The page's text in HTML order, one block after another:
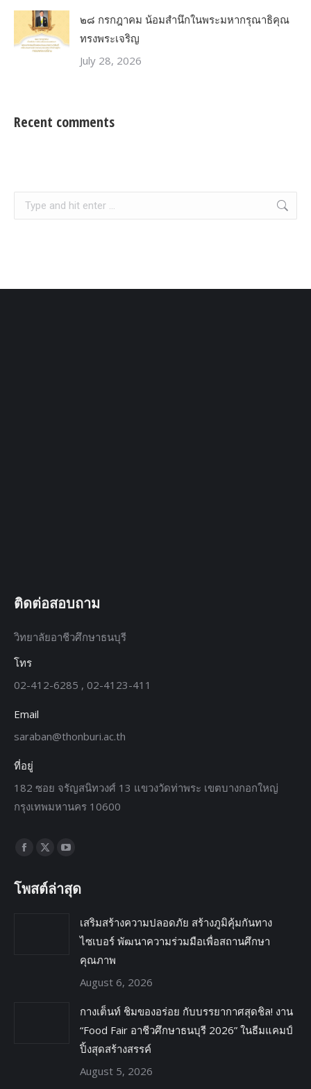
๒๘ กรกฎาคม น้อมสำนึกในพระมหากรุณาธิคุณ
ทรงพระเจริญ
July 28, 2026
Recent comments
ติดต่อสอบถาม
วิทยาลัยอาชีวศึกษาธนบุรี
โทร
02-412-6285 , 02-4123-411
Email
saraban@thonburi.ac.th
ที่อยู่
182 ซอย จรัญสนิทวงศ์ 13 แขวงวัดท่าพระ เขตบางกอกใหญ่
กรุงเทพมหานคร 10600
Find us on:
โพสต์ล่าสุด
เสริมสร้างความปลอดภัย สร้างภูมิคุ้มกันทาง
ไซเบอร์ พัฒนาความร่วมมือเพื่อสถานศึกษา
คุณภาพ
August 6, 2026
กางเต็นท์ ชิมของอร่อย กับบรรยากาศสุดชิล! งาน
“Food Fair อาชีวศึกษาธนบุรี 2026” ในธีมแคมป์
ปิ้งสุดสร้างสรรค์
August 5, 2026